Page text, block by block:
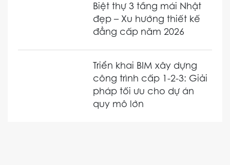
Biệt thự 3 tầng mái Nhật
đẹp – Xu hướng thiết kế
đẳng cấp năm 2026
Triển khai BIM xây dựng
công trình cấp 1-2-3: Giải
pháp tối ưu cho dự án
quy mô lớn